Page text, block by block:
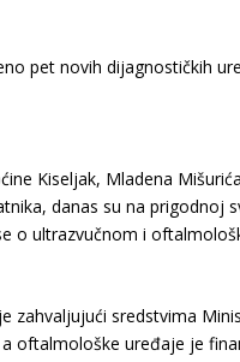
Kiseljak, Mladena
danas su na prigodnoj
o ultrazvučnom i
zahvaljujući sredstvima
oftalmološke uređaje je